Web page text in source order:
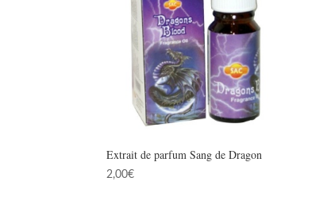
Extrait de parfum Sang de Dragon
2,00€